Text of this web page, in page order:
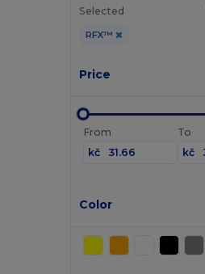
Selected
RFX™
Price
From
kč
To
kč
Color